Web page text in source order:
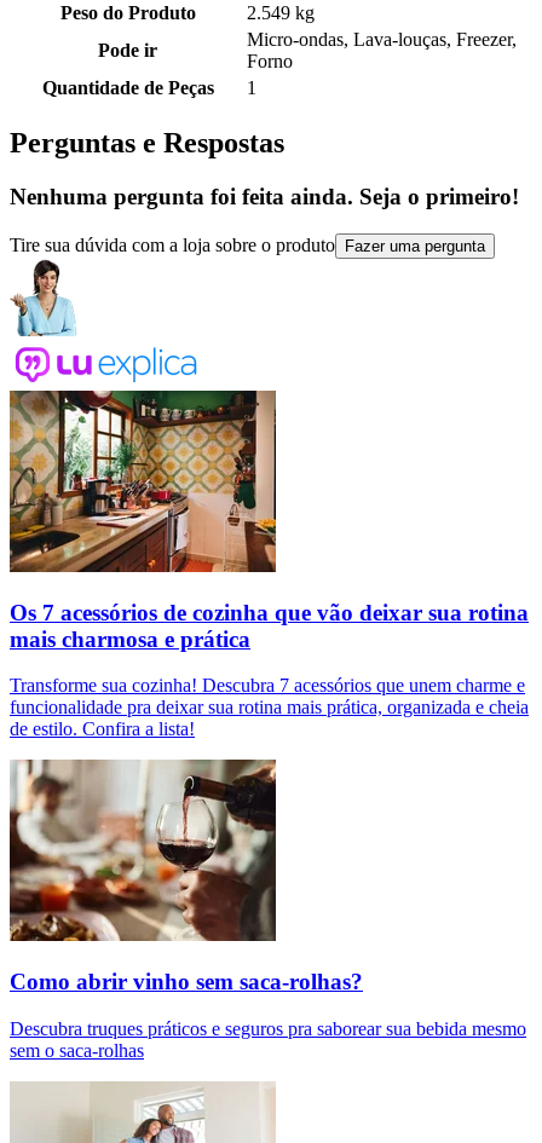
Peso do Produto
2.549 kg
Pode ir
Micro-ondas, Lava-louças, Freezer,
Forno
Quantidade de Peças
1
Perguntas e Respostas
Nenhuma pergunta foi feita ainda. Seja o primeiro!
Tire sua dúvida com a loja sobre o produto Fazer uma pergunta
Os 7 acessórios de cozinha que vão deixar sua rotina
mais charmosa e prática
Transforme sua cozinha! Descubra 7 acessórios que unem charme e
funcionalidade pra deixar sua rotina mais prática, organizada e cheia
de estilo. Confira a lista!
Como abrir vinho sem saca-rolhas?
Descubra truques práticos e seguros pra saborear sua bebida mesmo
sem o saca-rolhas